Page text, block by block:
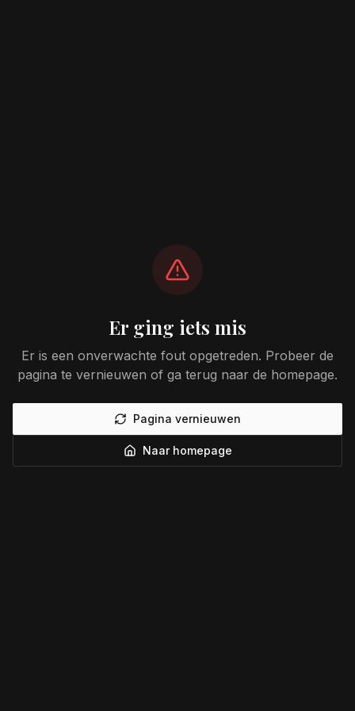
Er ging iets mis
Er is een onverwachte fout opgetreden. Probeer de
pagina te vernieuwen of ga terug naar de homepage.
Pagina vernieuwen
Naar homepage